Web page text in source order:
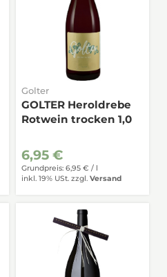
Golter
GOLTER Heroldrebe
Rotwein trocken 1,0
6,95 €
Grundpreis: 6,95 € / l
inkl. 19% USt. zzgl. Versand